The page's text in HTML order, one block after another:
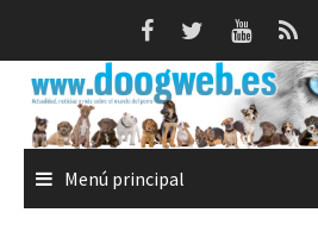
Menú principal